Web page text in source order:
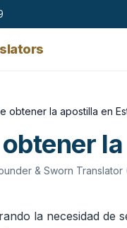
obtener la apostilla en
& Sworn Translator
la necesidad de